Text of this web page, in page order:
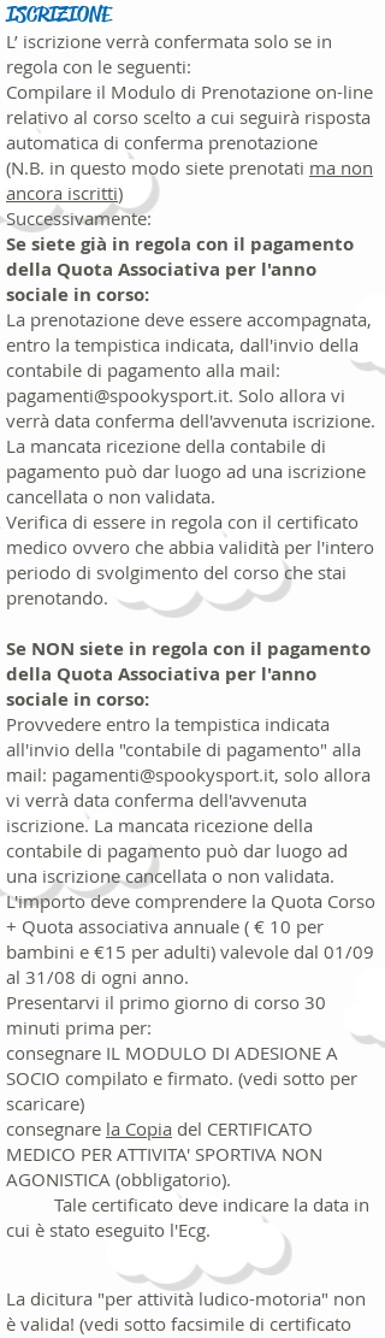
ISCRIZIONE
L’ iscrizione verrà confermata solo se in
regola con le seguenti:
Compilare il Modulo di Prenotazione on-line
relativo al corso scelto a cui seguirà risposta
automatica di conferma prenotazione
(N.B. in questo modo siete prenotati ma non
ancora iscritti)
Successivamente:
Se siete già in regola con il pagamento
della Quota Associativa per l'anno
sociale in corso:
La prenotazione deve essere accompagnata,
entro la tempistica indicata, dall'invio della
contabile di pagamento alla mail:
pagamenti@spookysport.it. Solo allora vi
verrà data conferma dell'avvenuta iscrizione.
La mancata ricezione della contabile di
pagamento può dar luogo ad una iscrizione
cancellata o non validata.
Verifica di essere in regola con il certificato
medico ovvero che abbia validità per l'intero
periodo di svolgimento del corso che stai
prenotando.
Se NON siete in regola con il pagamento
della Quota Associativa per l'anno
sociale in corso:
Provvedere entro la tempistica indicata
all'invio della "contabile di pagamento" alla
mail: pagamenti@spookysport.it, solo allora
vi verrà data conferma dell'avvenuta
iscrizione. La mancata ricezione della
contabile di pagamento può dar luogo ad
una iscrizione cancellata o non validata.
L'importo deve comprendere la Quota Corso
+ Quota associativa annuale ( € 10 per
bambini e €15 per adulti) valevole dal 01/09
al 31/08 di ogni anno.
Presentarvi il primo giorno di corso 30
minuti prima per:
consegnare IL MODULO DI ADESIONE A
SOCIO compilato e firmato. (vedi sotto per
scaricare)
consegnare la Copia del CERTIFICATO
MEDICO PER ATTIVITA' SPORTIVA NON
AGONISTICA (obbligatorio).
Tale certificato deve indicare la data in
cui è stato eseguito l'Ecg.
La dicitura "per attività ludico-motoria" non
è valida! (vedi sotto facsimile di certificato